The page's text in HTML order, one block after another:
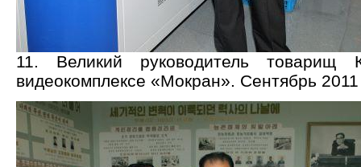
11. Великий руководитель
видеокомплексе «Мокран». Сентябрь 2011